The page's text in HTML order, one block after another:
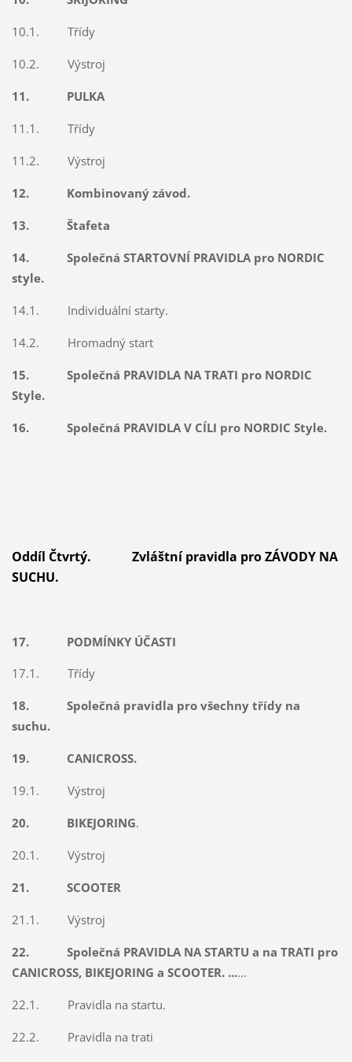
10.1. Třídy
10.2. Výstroj
11. PULKA
11.1. Třídy
11.2. Výstroj
12. Kombinovaný závod.
13. Štafeta
14. Společná STARTOVNÍ PRAVIDLA pro NORDIC
style.
14.1. Individuální starty.
14.2. Hromadný start
15. Společná PRAVIDLA NA TRATI pro NORDIC
Style.
16. Společná PRAVIDLA V CÍLI pro NORDIC Style.
Oddíl Čtvrtý. Zvláštní pravidla pro ZÁVODY NA
SUCHU.
17. PODMÍNKY ÚČASTI
17.1. Třídy
18. Společná pravidla pro všechny třídy na
suchu.
19. CANICROSS.
19.1. Výstroj
20. BIKEJORING.
20.1. Výstroj
21. SCOOTER
21.1. Výstroj
22. Společná PRAVIDLA NA STARTU a na TRATI pro
CANICROSS, BIKEJORING a SCOOTER. ......
22.1. Pravidla na startu.
22.2. Pravidla na trati